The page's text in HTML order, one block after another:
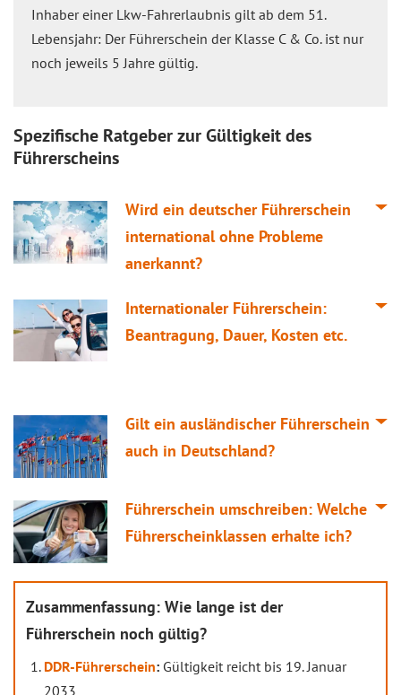
Inhaber einer Lkw-Fahrerlaubnis gilt ab dem 51.
Lebensjahr: Der Führerschein der Klasse C & Co. ist nur
noch jeweils 5 Jahre gültig.
Spezifische Ratgeber zur Gültigkeit des
Führerscheins
Wird ein deutscher Führerschein
international ohne Probleme
anerkannt?
Internationaler Führerschein:
Beantragung, Dauer, Kosten etc.
Gilt ein ausländischer Führerschein
auch in Deutschland?
Führerschein umschreiben: Welche
Führerscheinklassen erhalte ich?
Zusammenfassung: Wie lange ist der
Führerschein noch gültig?
DDR-Führerschein: Gültigkeit reicht bis 19. Januar
2033